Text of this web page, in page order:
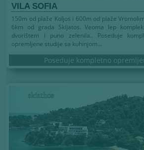
VILA SOFIA
150m od plaže Koljos i 600m od plaže
6km od grada Skijatos. Veoma lep
dvorištem i puno zelenila.. Poseduje
opremljene studije sa kuhinjom...
Poseduje kompletno